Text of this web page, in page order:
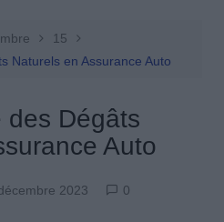
15
Naturels en Assurance Auto
des Dégâts
Auto
2023
0